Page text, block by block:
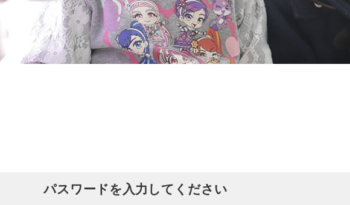
パスワードを入力してください